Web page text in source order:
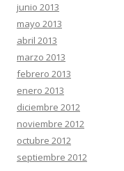
junio 2013
mayo 2013
abril 2013
marzo 2013
febrero 2013
enero 2013
diciembre 2012
noviembre 2012
octubre 2012
septiembre 2012